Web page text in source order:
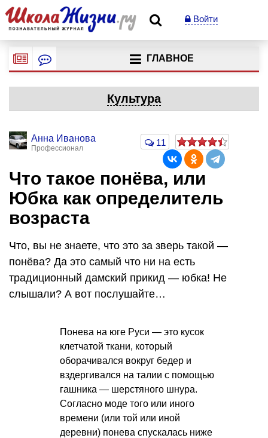
Войти
ГЛАВНОЕ
Культура
Анна Иванова
Профессионал
11
Что такое понёва, или
Юбка как определитель
возраста
Что, вы не знаете, что это за зверь такой —
понёва? Да это самый что ни на есть
традиционный дамский прикид — юбка! Не
слышали? А вот послушайте…
Понева на юге Руси — это кусок
клетчатой ткани, который
оборачивался вокруг бедер и
вздергивался на талии с помощью
гашника — шерстяного шнура.
Согласно моде того или иного
времени (или той или иной
деревни) понева спускалась ниже